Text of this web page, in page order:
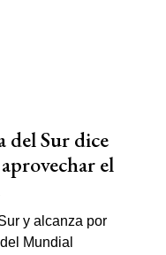
del Sur dice
el